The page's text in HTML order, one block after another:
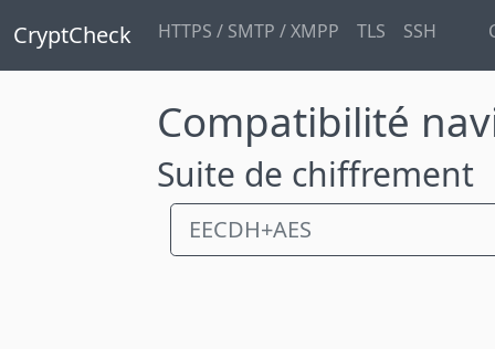
CryptCheck HTTPS / SMTP / XMPP TLS SSH
Compatibilité
Suite de chiffrement